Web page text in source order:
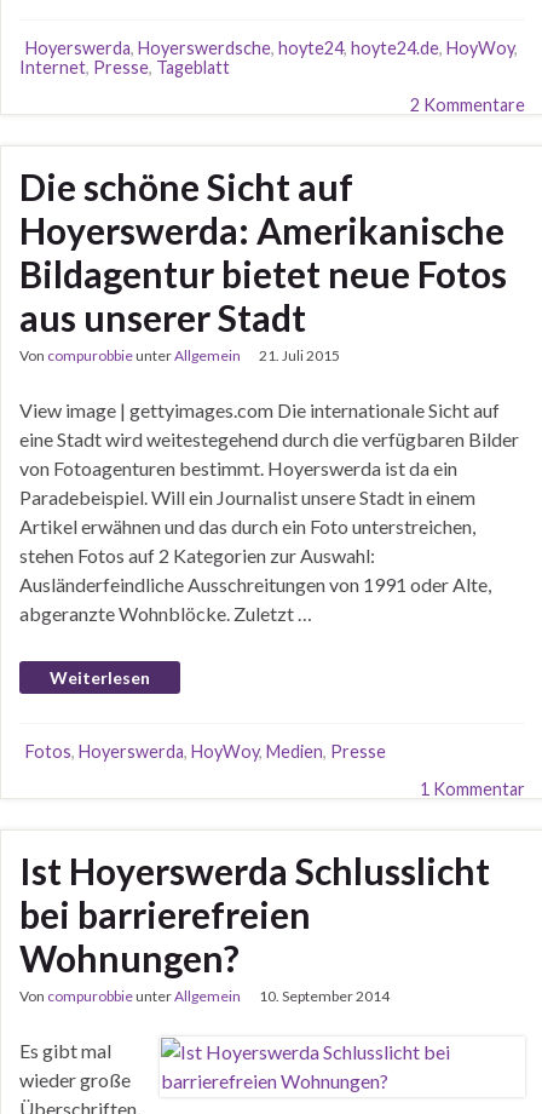
Hoyerswerda, Hoyerswerdsche, hoyte24, hoyte24.de, HoyWoy,
Internet, Presse, Tageblatt
2 Kommentare
Die schöne Sicht auf
Hoyerswerda: Amerikanische
Bildagentur bietet neue Fotos
aus unserer Stadt
Von compurobbieunterAllgemein 21. Juli 2015
View image | gettyimages.com Die internationale Sicht auf
eine Stadt wird weitestegehend durch die verfügbaren Bilder
von Fotoagenturen bestimmt. Hoyerswerda ist da ein
Paradebeispiel. Will ein Journalist unsere Stadt in einem
Artikel erwähnen und das durch ein Foto unterstreichen,
stehen Fotos auf 2 Kategorien zur Auswahl:
Ausländerfeindliche Ausschreitungen von 1991 oder Alte,
abgeranzte Wohnblöcke. Zuletzt …
Weiterlesen
Fotos, Hoyerswerda, HoyWoy, Medien, Presse
1 Kommentar
Ist Hoyerswerda Schlusslicht
bei barrierefreien
Wohnungen?
Von compurobbieunterAllgemein 10. September 2014
Es gibt mal
wieder große
Überschriften,